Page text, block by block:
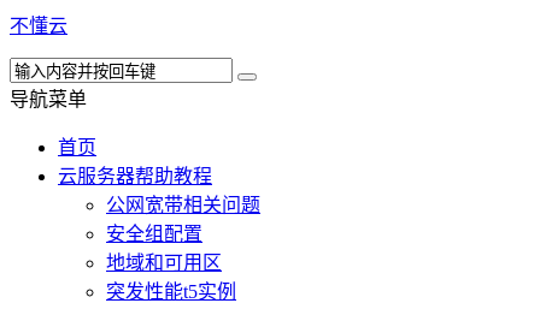
不懂云
导航菜单
首页
云服务器帮助教程
公网宽带相关问题
安全组配置
地域和可用区
突发性能t5实例